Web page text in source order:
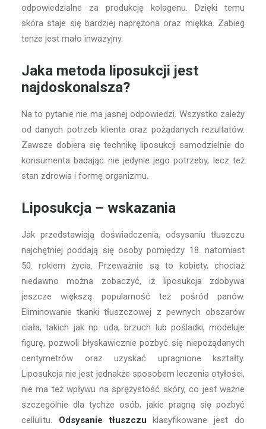
odpowiedzialne za produkcję kolagenu. Dzięki temu
skóra staje się bardziej naprężona oraz miękka. Zabieg
tenże jest mało inwazyjny.
Jaka metoda liposukcji jest
najdoskonalsza?
Na to pytanie nie ma jasnej odpowiedzi. Wszystko zależy
od danych potrzeb klienta oraz pożądanych rezultatów.
Zawsze dobiera się technikę liposukcji samodzielnie do
konsumenta badając nie jedynie jego potrzeby, lecz też
stan zdrowia i formę organizmu.
Liposukcja – wskazania
Jak przedstawiają doświadczenia, odsysaniu tłuszczu
najchętniej poddają się osoby pomiędzy 18. natomiast
50. rokiem życia. Przeważnie są to kobiety, chociaż
niedawno można zobaczyć, iż liposukcja zdobywa
jeszcze większą popularność też pośród panów.
Eliminowanie tkanki tłuszczowej z pewnych obszarów
ciała, takich jak np. uda, brzuch lub pośladki, modeluje
figurę, pozwoli błyskawicznie pozbyć się niepożądanych
centymetrów oraz uzyskać upragnione kształty.
Liposukcja nie jest jednakże sposobem leczenia otyłości,
nie ma też wpływu na sprężystość skóry, co jest ważne
szczególnie dla tychże osób, jakie pragną się pozbyć
cellulitu. Odsysanie tłuszczu klasyfikowane jest do